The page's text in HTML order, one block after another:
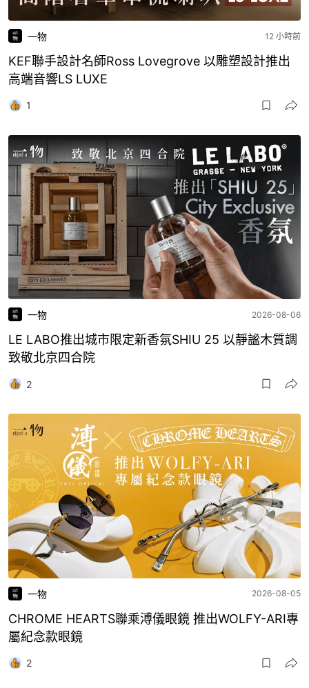
一物 12 小時前
KEF聯手設計名師Ross Lovegrove 以雕塑設計推出
高端音響LS LUXE
1
一物 2026-08-06
LE LABO推出城市限定新香氛SHIU 25 以靜謐木質調
致敬北京四合院
2
一物 2026-08-05
CHROME HEARTS聯乘溥儀眼鏡 推出WOLFY-ARI專
屬紀念款眼鏡
2